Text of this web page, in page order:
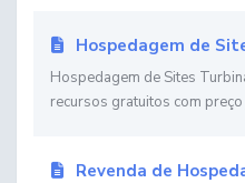
Hospedagem de
Hospedagem de Sites
recursos gratuitos com
Revenda de